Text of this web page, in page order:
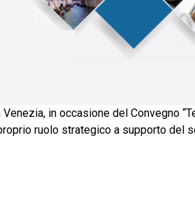
in occasione del Convegno
ruolo strategico a supporto del